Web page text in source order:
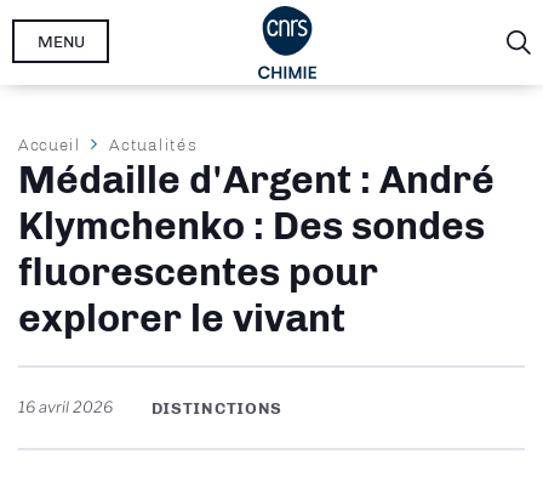
Aller
MENU
Fil
d'Ariane
Accueil Actualités
Médaille d'Argent : André
Klymchenko : Des sondes
fluorescentes pour
explorer le vivant
16 avril 2026 DISTINCTIONS